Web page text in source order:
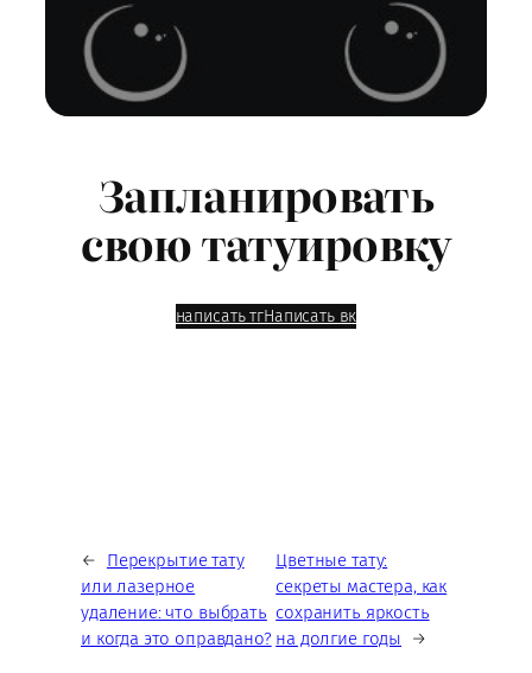
Запланировать
свою татуировку
написать тгНаписать вк
←
Перекрытие тату
или лазерное
удаление: что выбрать
и когда это оправдано?
Цветные тату:
секреты мастера, как
сохранить яркость
на долгие годы
→